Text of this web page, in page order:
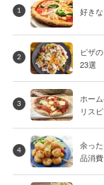
1 好き
2
ピザ
23選
3
ホー
リス
4
余っ
品消